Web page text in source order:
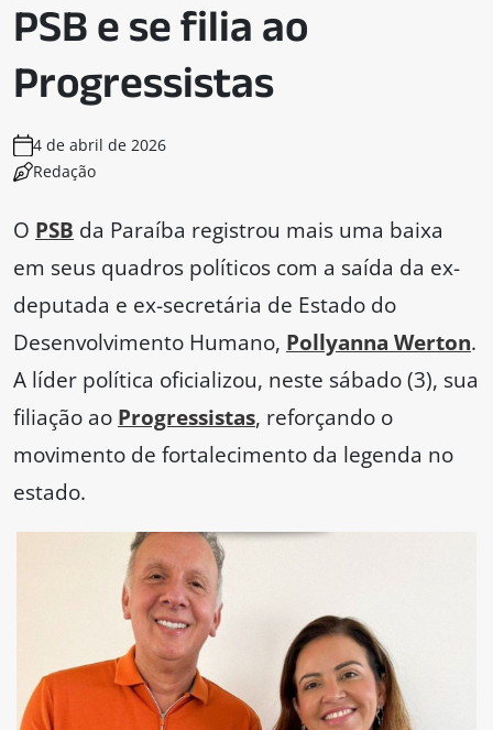
PSB e se filia ao
Progressistas
4 de abril de 2026
Redação
O PSB da Paraíba registrou mais uma baixa
em seus quadros políticos com a saída da ex-
deputada e ex-secretária de Estado do
Desenvolvimento Humano, Pollyanna Werton.
A líder política oficializou, neste sábado (3), sua
filiação ao Progressistas, reforçando o
movimento de fortalecimento da legenda no
estado.